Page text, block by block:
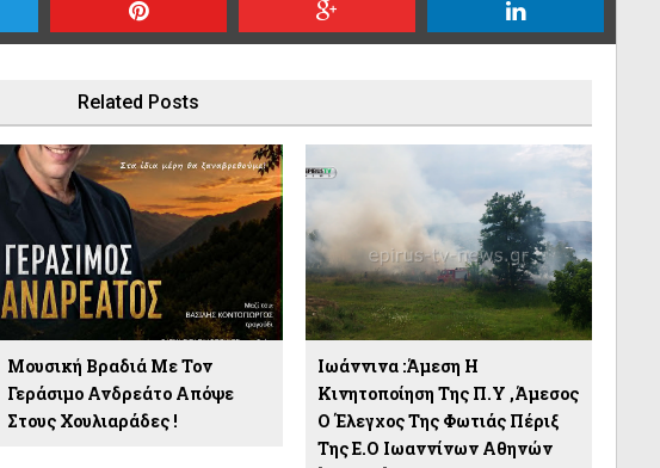
Related Posts
Μουσική Βραδιά Με Τον
Γεράσιμο Ανδρεάτο Απόψε
Στους Χουλιαράδες !
Ιωάννινα :Άμεση Η
Κινητοποίηση Της Π.Υ ,άμεσος
Ο Έλεγχος Της Φωτιάς Πέριξ
Της Ε.Ο Ιωαννίνων Αθηνών